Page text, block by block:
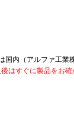
内（アルファ工
すぐに製品をお